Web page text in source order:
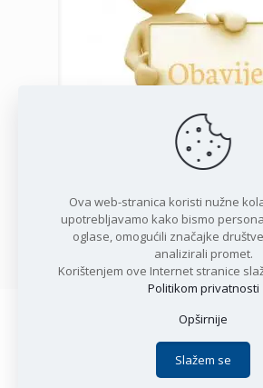
iznajmljivačima
Opširnije
Copyright © 2021 Općina Karlobag |
Politika privatnosti
Apoc IT
Ova web-stranica koristi nužne
upotrebljavamo kako bismo
oglase, omogućili značajke
analizirali promet.
Korištenjem ove Internet stranice
Politikom privatnosti
Opširnije
Slažem se